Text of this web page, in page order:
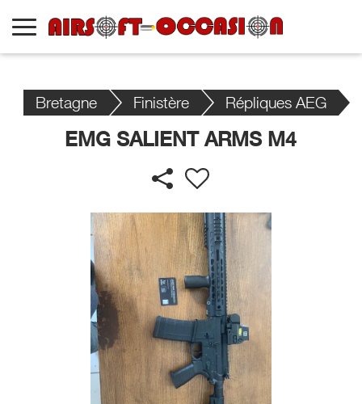
Bretagne Finistère Répliques AEG
EMG SALIENT ARMS M4